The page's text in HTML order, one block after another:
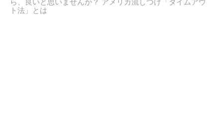
ら、良いと思いませんか？ アメリカ流しつけ「タイムアウ
ト法」とは